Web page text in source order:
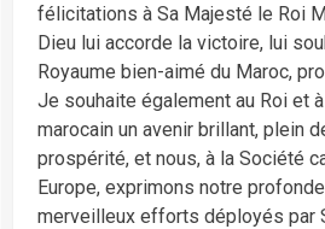
félicitations à Sa Majesté le Roi
Dieu lui accorde la victoire, lui
Royaume bien-aimé du Maroc,
Je souhaite également au Roi et
marocain un avenir brillant, plein
prospérité, et nous, à la Société
Europe, exprimons notre
merveilleux efforts déployés par